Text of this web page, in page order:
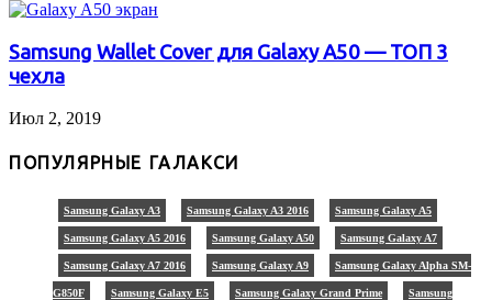
Samsung Wallet Cover для Galaxy A50 — ТОП 3
чехла
Июл 2, 2019
ПОПУЛЯРНЫЕ ГАЛАКСИ
Samsung Galaxy A3 Samsung Galaxy A3 2016 Samsung Galaxy A5
Samsung Galaxy A5 2016 Samsung Galaxy A50 Samsung Galaxy A7
Samsung Galaxy A7 2016 Samsung Galaxy A9 Samsung Galaxy Alpha SM-
G850F Samsung Galaxy E5 Samsung Galaxy Grand Prime Samsung